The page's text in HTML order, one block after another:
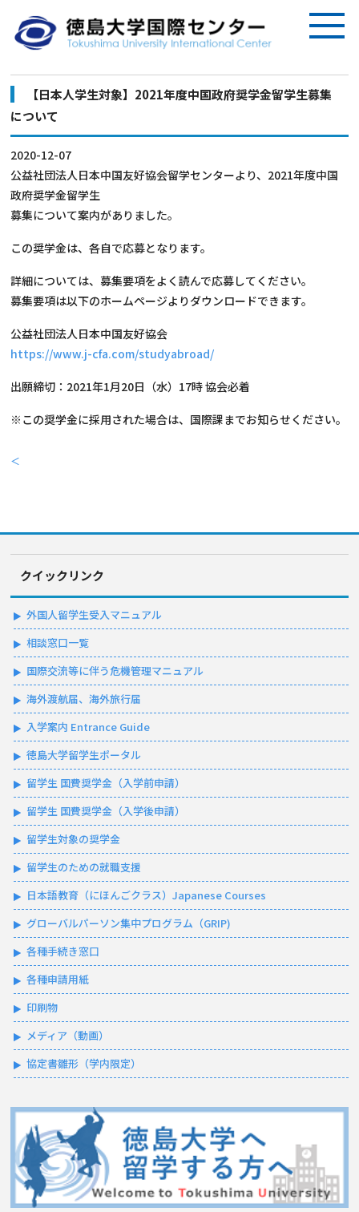
【日本人学生対象】2021年度中国政府奨学金留学生募集
について
2020-12-07
公益社団法人日本中国友好協会留学センターより、2021年度中国
政府奨学金留学生
募集について案内がありました。
この奨学金は、各自で応募となります。
詳細については、募集要項をよく読んで応募してください。
募集要項は以下のホームページよりダウンロードできます。
公益社団法人日本中国友好協会
https://www.j-cfa.com/studyabroad/
出願締切：2021年1月20日（水）17時 協会必着
※この奨学金に採用された場合は、国際課までお知らせください。
＜
クイックリンク
外国人留学生受入マニュアル
相談窓口一覧
国際交流等に伴う危機管理マニュアル
海外渡航届、海外旅行届
入学案内 Entrance Guide
徳島大学留学生ポータル
留学生 国費奨学金（入学前申請）
留学生 国費奨学金（入学後申請）
留学生対象の奨学金
留学生のための就職支援
日本語教育（にほんごクラス）Japanese Courses
グローバルパーソン集中プログラム（GRIP)
各種手続き窓口
各種申請用紙
印刷物
メディア（動画）
協定書雛形（学内限定）